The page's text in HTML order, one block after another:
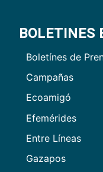
BOLETINES
Boletínes de
Campañas
Ecoamigó
Efemérides
Entre Líneas
Gazapos